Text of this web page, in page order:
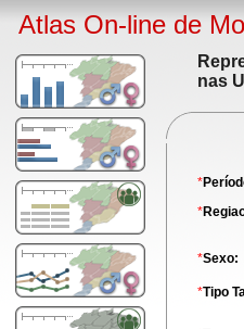
Atlas On-line de
nas
*
*
*Sexo:
*Tipo